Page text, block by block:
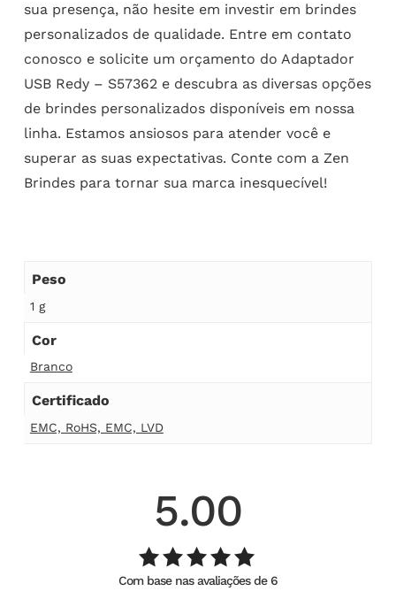
sua presença, não hesite em investir em brindes
personalizados de qualidade. Entre em contato
conosco e solicite um orçamento do Adaptador
USB Redy – S57362 e descubra as diversas opções
de brindes personalizados disponíveis em nossa
linha. Estamos ansiosos para atender você e
superar as suas expectativas. Conte com a Zen
Brindes para tornar sua marca inesquecível!
Peso
1 g
Cor
Branco
Certificado
EMC, RoHS, EMC, LVD
5.00
Avaliação
Com base nas avaliações de 6